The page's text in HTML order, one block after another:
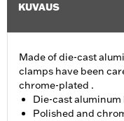
KUVAUS
Made of die-cast
clamps have been
chrome-plated .
Die-cast aluminum
Polished and